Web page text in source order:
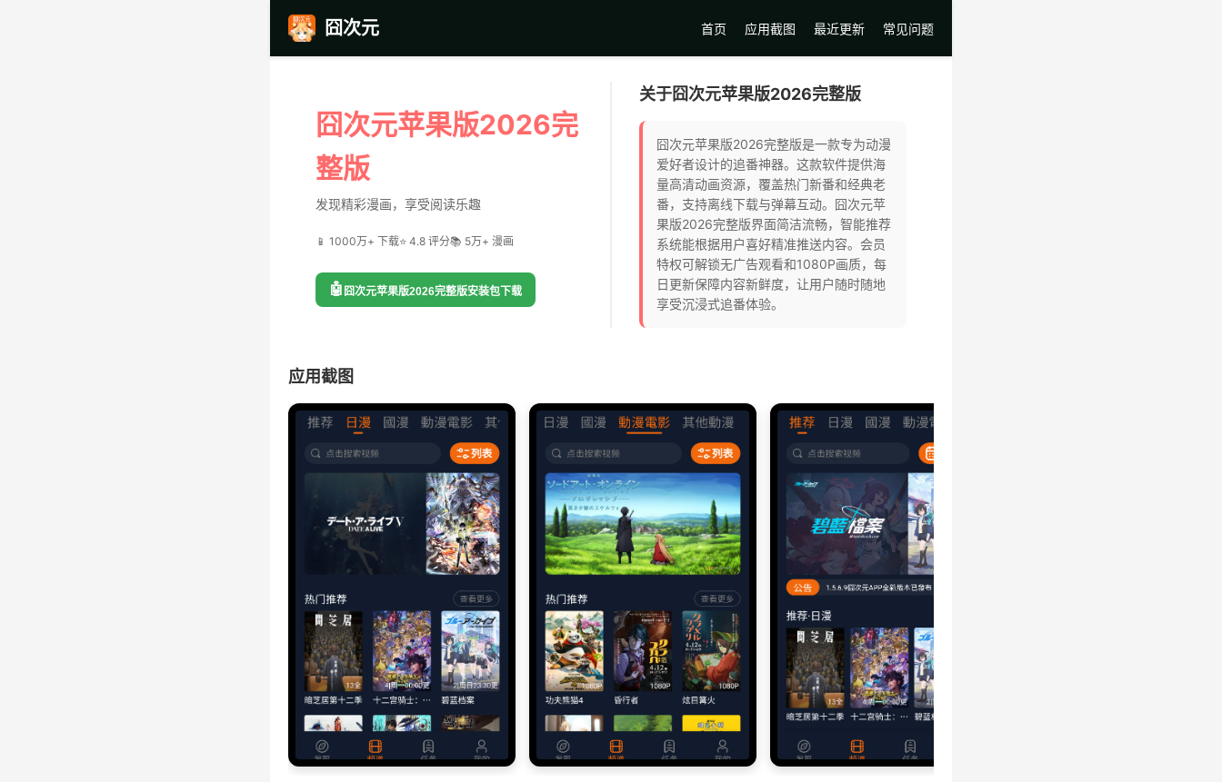
囧次元 首页 应用截图 最近更新 常见问题
囧次元苹果版2026完
整版
发现精彩漫画，享受阅读乐趣
📱 1000万+ 下载⭐ 4.8 评分📚 5万+ 漫画
🤖 囧次元苹果版2026完整版安装包下载
关于囧次元苹果版2026完整版
囧次元苹果版2026完整版是一款专为动漫
爱好者设计的追番神器。这款软件提供海
量高清动画资源，覆盖热门新番和经典老
番，支持离线下载与弹幕互动。囧次元苹
果版2026完整版界面简洁流畅，智能推荐
系统能根据用户喜好精准推送内容。会员
特权可解锁无广告观看和1080P画质，每
日更新保障内容新鲜度，让用户随时随地
享受沉浸式追番体验。
应用截图